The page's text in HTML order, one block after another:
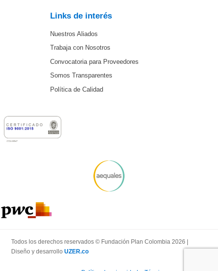
Links de interés
Nuestros Aliados
Trabaja con Nosotros
Convocatoria para Proveedores
Somos Transparentes
Política de Calidad
Todos los derechos reservados © Fundación Plan Colombia 2026 |
Diseño y desarrollo UZER.co